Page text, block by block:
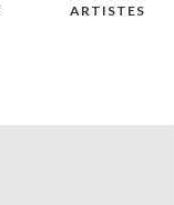
ARTISTES